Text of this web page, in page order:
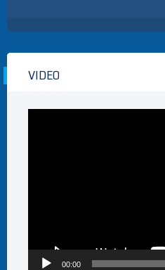
VIDEO
00:00